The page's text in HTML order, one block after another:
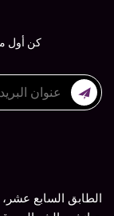
كن أول
الطابق السابع